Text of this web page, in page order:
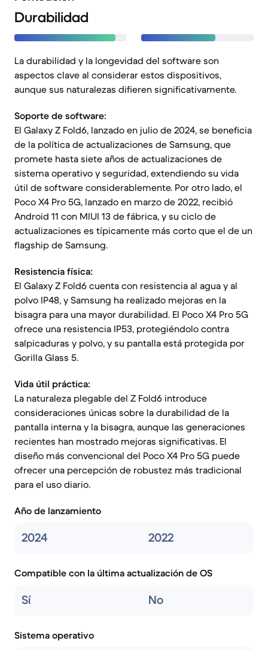
Durabilidad
La durabilidad y la longevidad del software son
aspectos clave al considerar estos dispositivos,
aunque sus naturalezas difieren significativamente.
Soporte de software:
El Galaxy Z Fold6, lanzado en julio de 2024, se beneficia
de la política de actualizaciones de Samsung, que
promete hasta siete años de actualizaciones de
sistema operativo y seguridad, extendiendo su vida
útil de software considerablemente. Por otro lado, el
Poco X4 Pro 5G, lanzado en marzo de 2022, recibió
Android 11 con MIUI 13 de fábrica, y su ciclo de
actualizaciones es típicamente más corto que el de un
flagship de Samsung.
Resistencia física:
El Galaxy Z Fold6 cuenta con resistencia al agua y al
polvo IP48, y Samsung ha realizado mejoras en la
bisagra para una mayor durabilidad. El Poco X4 Pro 5G
ofrece una resistencia IP53, protegiéndolo contra
salpicaduras y polvo, y su pantalla está protegida por
Gorilla Glass 5.
Vida útil práctica:
La naturaleza plegable del Z Fold6 introduce
consideraciones únicas sobre la durabilidad de la
pantalla interna y la bisagra, aunque las generaciones
recientes han mostrado mejoras significativas. El
diseño más convencional del Poco X4 Pro 5G puede
ofrecer una percepción de robustez más tradicional
para el uso diario.
Año de lanzamiento
2024 2022
Compatible con la última actualización de OS
Sí No
Sistema operativo